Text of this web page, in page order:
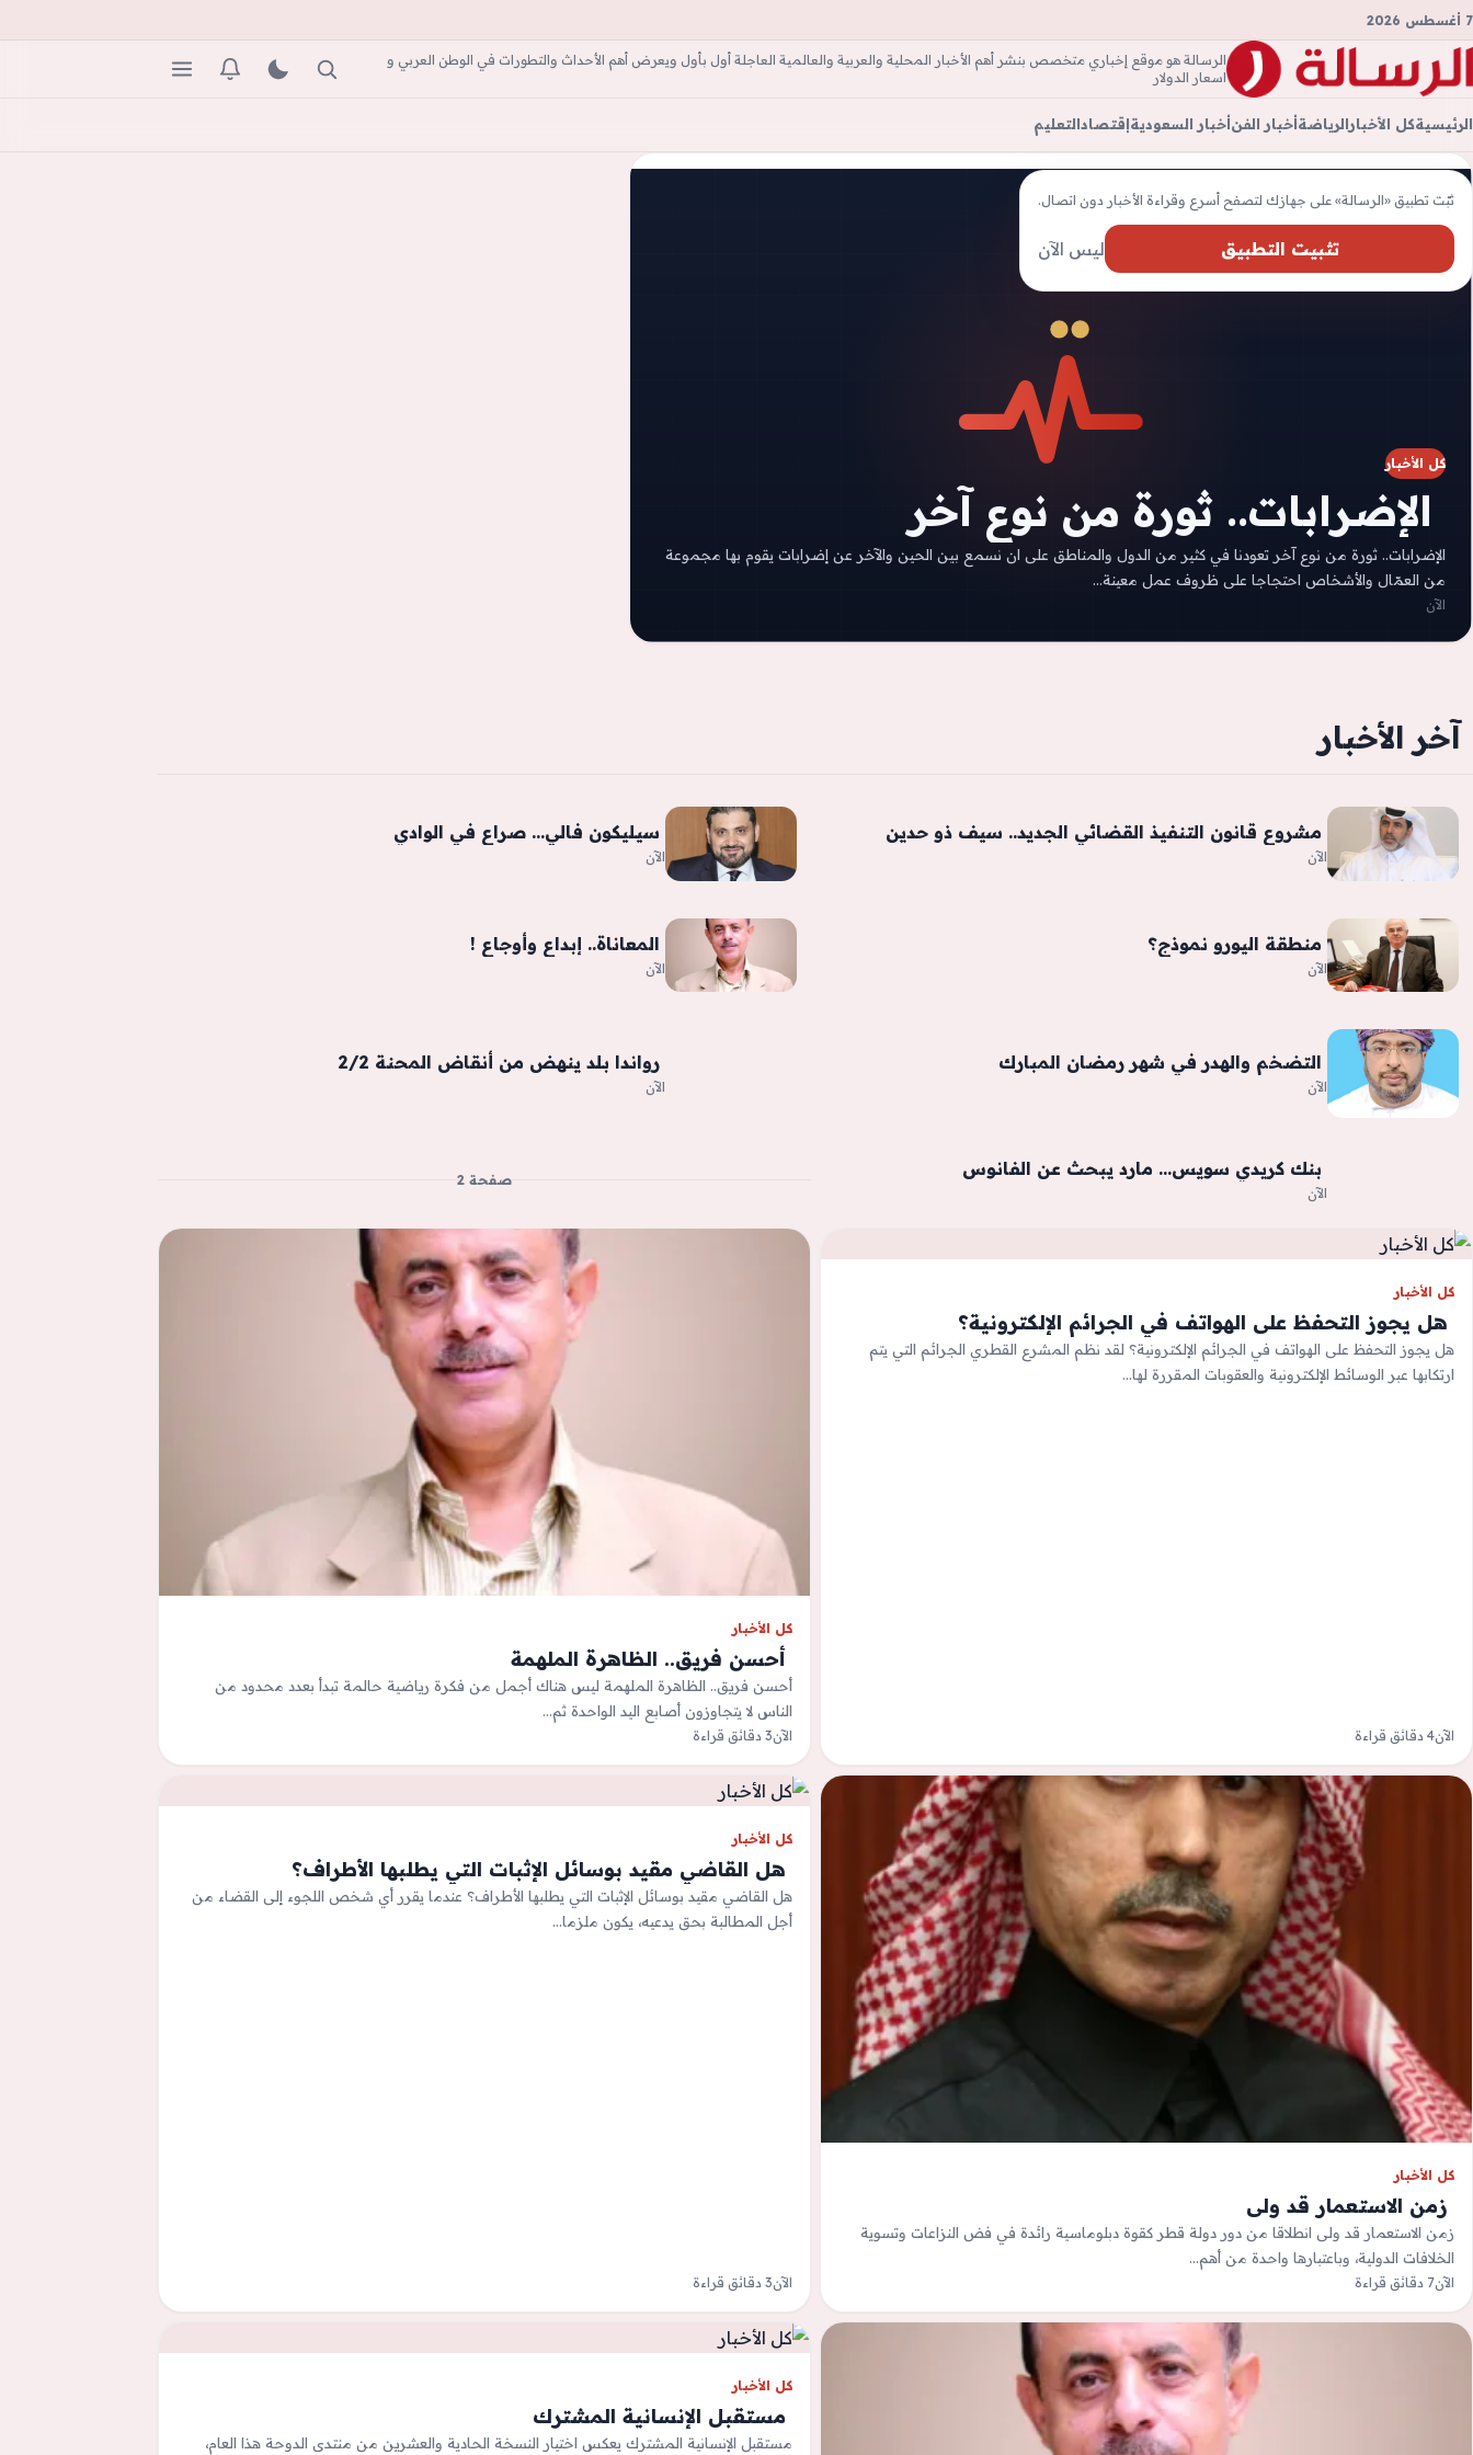
7 أغسطس 2026
الرسالة
الرسالة هو موقع إخباري متخصص بنشر أهم الأخبار المحلية والعربية والعالمية العاجلة أول بأول ويعرض أهم الأحداث والتطورات في الوطن العربي و
اسعار الدولار
بحث المظهرالتنبيهاتالقائمة
الرئيسيةكل الأخبارالرياضةأخبار الفنأخبار السعوديةإقتصادالتعليم
كل الأخبار
‫ الإضرابات.. ثورة من نوع آخر
الإضرابات.. ثورة من نوع آخر تعودنا في كثير من الدول والمناطق على ان نسمع بين الحين والآخر عن إضرابات يقوم بها مجموعة
من العمّال والأشخاص احتجاجا على ظروف عمل معينة…
الآن
آخر الأخبار
‫ مشروع قانون التنفيذ القضائي الجديد.. سيف ذو حدين
الآن
‫ سيليكون فالي… صراع في الوادي
الآن
‫ منطقة اليورو نموذج؟
الآن
‫ المعاناة.. إبداع وأوجاع !
الآن
‫ التضخم والهدر في شهر رمضان المبارك
الآن
‫ رواندا بلد ينهض من أنقاض المحنة 2/2
الآن
‫ بنك كريدي سويس… مارد يبحث عن الفانوس
الآن
صفحة 2
كل الأخبار
‫ هل يجوز التحفظ على الهواتف في الجرائم الإلكترونية؟
هل يجوز التحفظ على الهواتف في الجرائم الإلكترونية؟ لقد نظم المشرع القطري الجرائم التي يتم
ارتكابها عبر الوسائط الإلكترونية والعقوبات المقررة لها…
الآن4 دقائق قراءة
كل الأخبار
‫ أحسن فريق.. الظاهرة الملهمة
أحسن فريق.. الظاهرة الملهمة ليس هناك أجمل من فكرة رياضية حالمة تبدأ بعدد محدود من
الناس لا يتجاوزون أصابع اليد الواحدة ثم…
الآن3 دقائق قراءة
كل الأخبار
‫ زمن الاستعمار قد ولى
زمن الاستعمار قد ولى انطلاقا من دور دولة قطر كقوة دبلوماسية رائدة في فض النزاعات وتسوية
الخلافات الدولية، وباعتبارها واحدة من أهم…
الآن7 دقائق قراءة
كل الأخبار
‫ هل القاضي مقيد بوسائل الإثبات التي يطلبها الأطراف؟
هل القاضي مقيد بوسائل الإثبات التي يطلبها الأطراف؟ عندما يقرر أي شخص اللجوء إلى القضاء من
أجل المطالبة بحق يدعيه، يكون ملزما…
الآن3 دقائق قراءة
كل الأخبار
‫ مستقبل الإنسانية المشترك
مستقبل الإنسانية المشترك يعكس اختيار النسخة الحادية والعشرين من منتدى الدوحة هذا العام،
ثبّت تطبيق «الرسالة» على جهازك لتصفح أسرع وقراءة الأخبار دون اتصال.
تثبيت التطبيق ليس الآن